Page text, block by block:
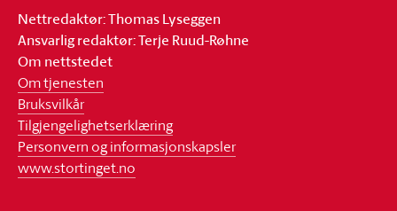
Nettredaktør: Thomas Lyseggen
Ansvarlig redaktør: Terje Ruud-Røhne
Om nettstedet
Om tjenesten
Bruksvilkår
Tilgjengelighetserklæring
Personvern og informasjonskapsler
www.stortinget.no